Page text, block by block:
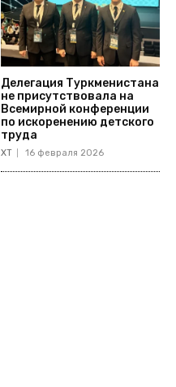
Делегация Туркменистана
не присутствовала на
Всемирной конференции
по искоренению детского
труда
ХТ 16 февраля 2026